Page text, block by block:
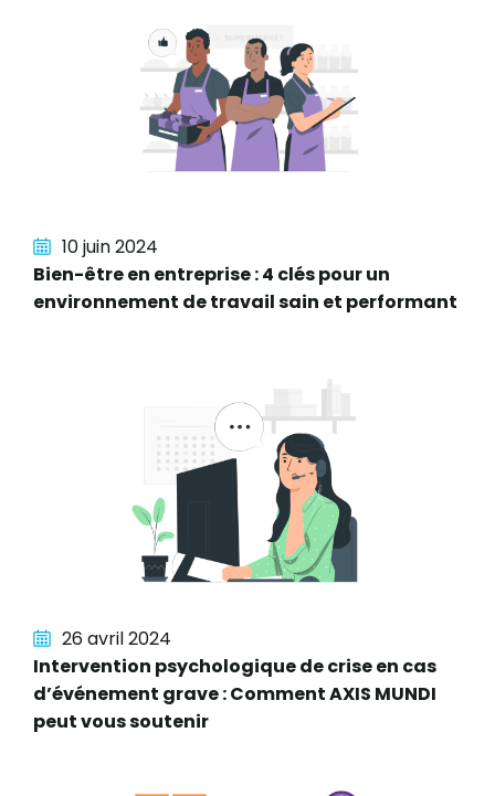
10 juin 2024
Bien-être en entreprise : 4 clés pour un
environnement de travail sain et performant
26 avril 2024
Intervention psychologique de crise en cas
d’événement grave : Comment AXIS MUNDI
peut vous soutenir